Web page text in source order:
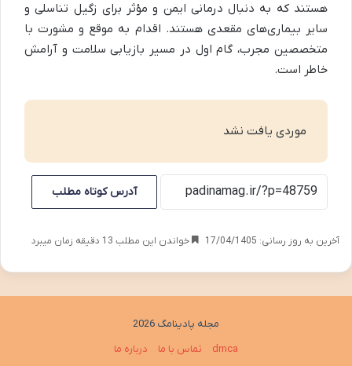
هستند که به دنبال درمانی ایمن و مؤثر برای زگیل تناسلی و
سایر بیماری‌های مقعدی هستند. اقدام به موقع و مشورت با
متخصصین مجرب، گام اول در مسیر بازیابی سلامت و آرامش
خاطر است.
موردی یافت نشد
آدرس کوتاه مطلب
آخرین به روز رسانی: 17/04/1405 خواندن این مطلب 13 دقیقه زمان میبرد
مجله پادینامگ 2026
dmca
تماس با ما درباره ما